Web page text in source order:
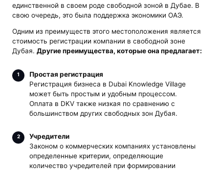
единственной в своем роде свободной зоной в Дубае. В
свою очередь, это была поддержка экономики ОАЭ.
Одним из преимуществ этого местоположения является
стоимость регистрации компании в свободной зоне
Дубая.Другие преимущества, которые она предлагает:
Простая регистрация
Регистрация бизнеса в Dubai Knowledge Village
может быть простым и удобным процессом.
Оплата в DKV также низкая по сравнению с
большинством других свободных зон Дубая.
Учредители
Законом о коммерческих компаниях установлены
определенные критерии, определяющие
количество учредителей при формировании